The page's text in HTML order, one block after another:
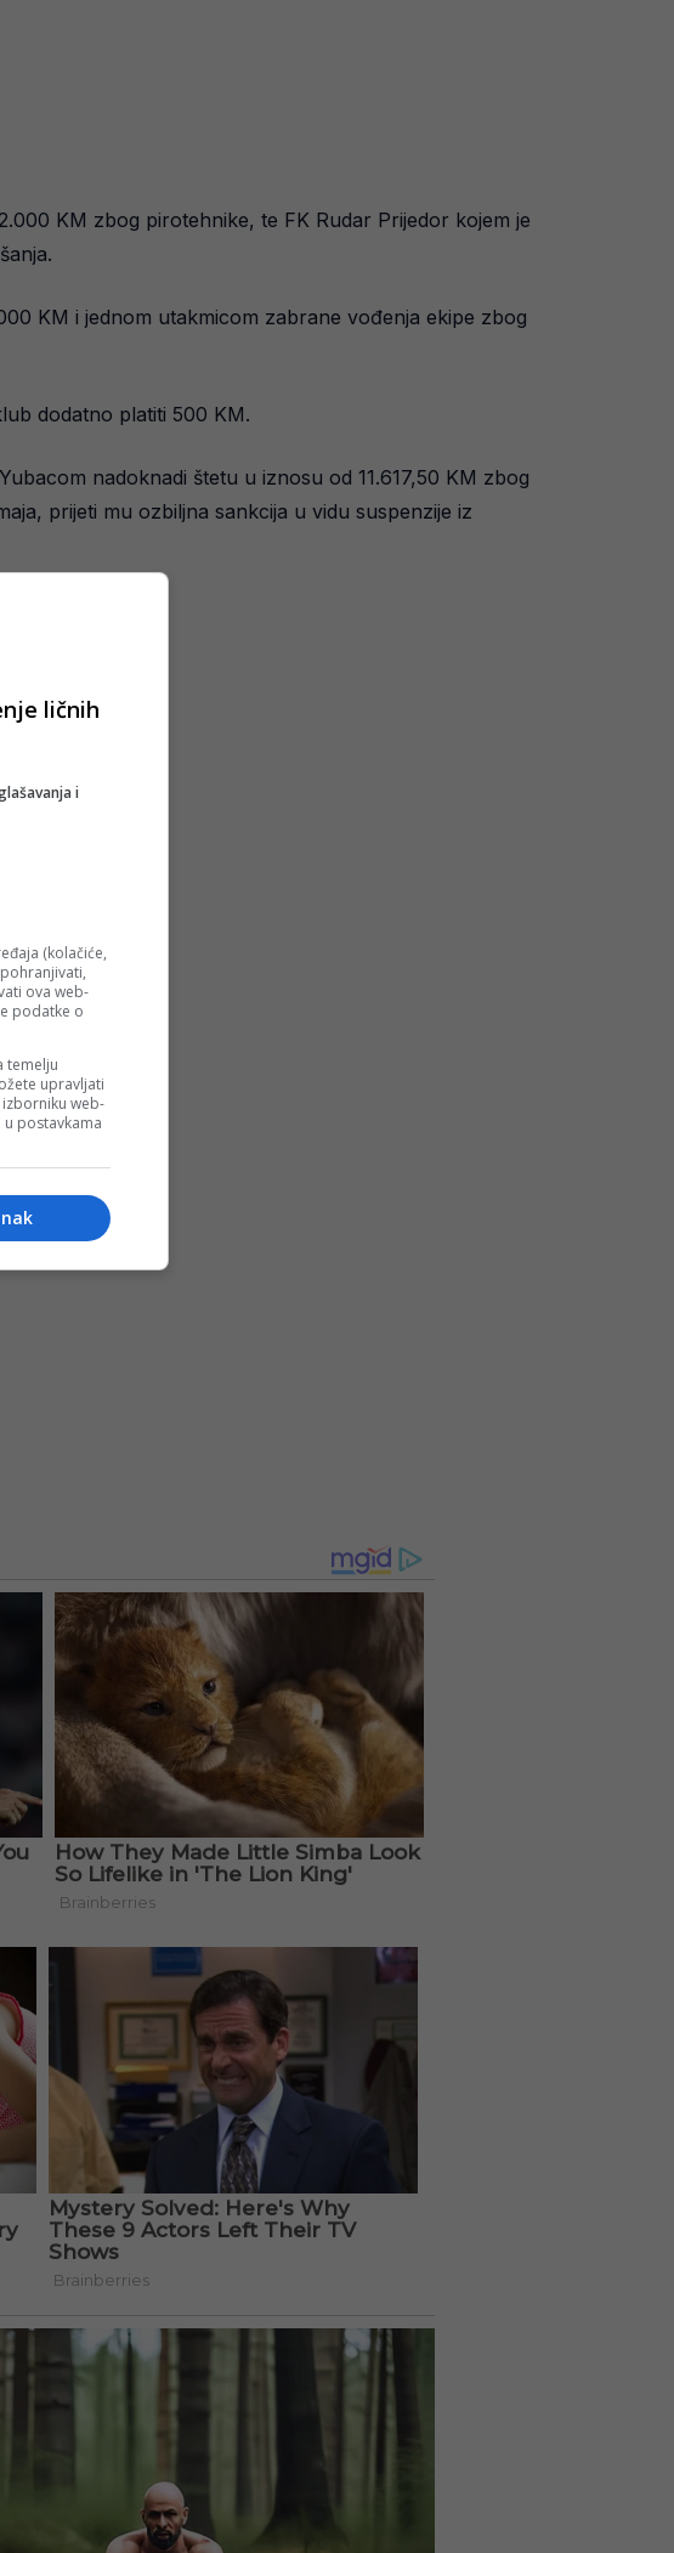
KM zbog pirotehnike, te FK Rudar Prijedor kojem je
KM i jednom utakmicom zabrane vođenja ekipe zbog
dodatno platiti 500 KM.
nadoknadi štetu u iznosu od 11.617,50 KM zbog
prijeti mu ozbiljna sankcija u vidu suspenzije iz
ličnih
i
(kolačiće,
ova web-
podatke o
temelju
upravljati
web-
postavkama